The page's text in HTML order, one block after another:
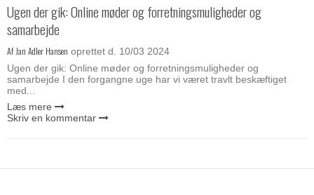
Ugen der gik: Online møder og forretningsmuligheder og
samarbejde
Af Jan Adler Hansen oprettet d. 10/03 2024
Ugen der gik: Online møder og forretningsmuligheder og
samarbejde I den forgangne uge har vi været travlt beskæftiget
med...
Læs mere
Skriv en kommentar